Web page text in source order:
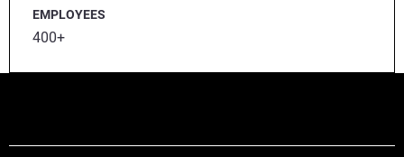
EMPLOYEES
400+